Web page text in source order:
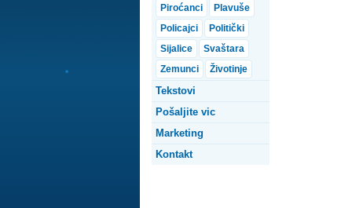
Piroćanci
Plavuše
Policajci
Politički
Sijalice
Svaštara
Zemunci
Životinje
Tekstovi
Pošaljite vic
Marketing
Kontakt